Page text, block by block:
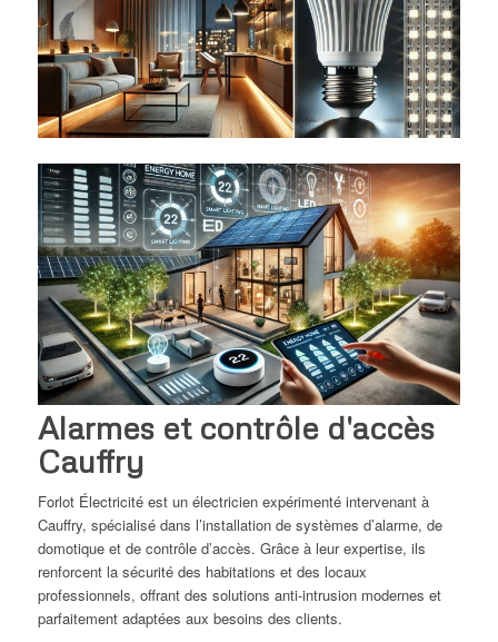
Alarmes et contrôle d'accès
Cauffry
Forlot Électricité est un électricien expérimenté intervenant à
Cauffry, spécialisé dans l’installation de systèmes d’alarme, de
domotique et de contrôle d’accès. Grâce à leur expertise, ils
renforcent la sécurité des habitations et des locaux
professionnels, offrant des solutions anti-intrusion modernes et
parfaitement adaptées aux besoins des clients.